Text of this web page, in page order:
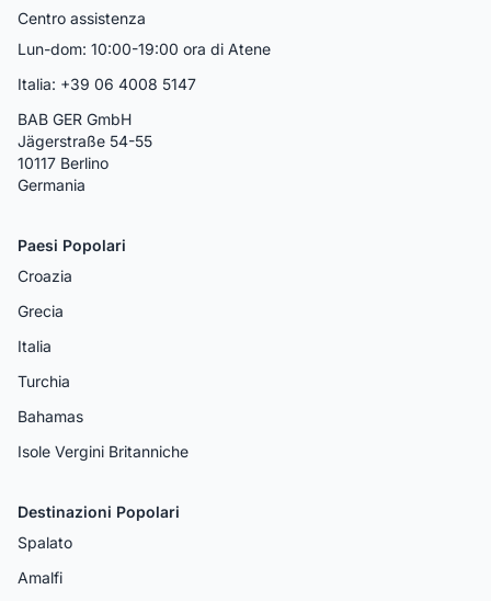
Centro assistenza
Lun-dom: 10:00-19:00 ora di Atene
Italia: +39 06 4008 5147
BAB GER GmbH
Jägerstraße 54-55
10117 Berlino
Germania
Paesi Popolari
Croazia
Grecia
Italia
Turchia
Bahamas
Isole Vergini Britanniche
Destinazioni Popolari
Spalato
Amalfi